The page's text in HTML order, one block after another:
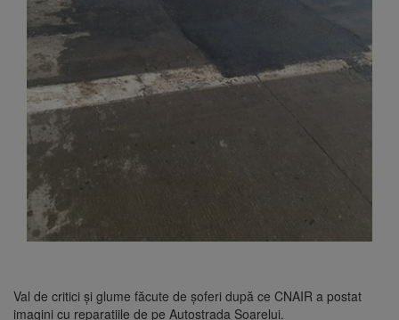
Val de critici și glume făcute de șoferi după ce CNAIR a postat
imagini cu reparațiile de pe Autostrada Soarelui.